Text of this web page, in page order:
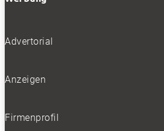
Advertorial
Anzeigen
Firmenprofil